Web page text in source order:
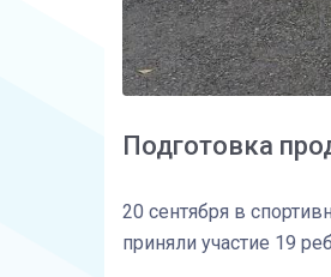
Подготовка
20 сентября в
приняли участие 19